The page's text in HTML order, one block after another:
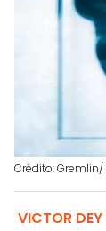
Crédito:
VICTOR DEY